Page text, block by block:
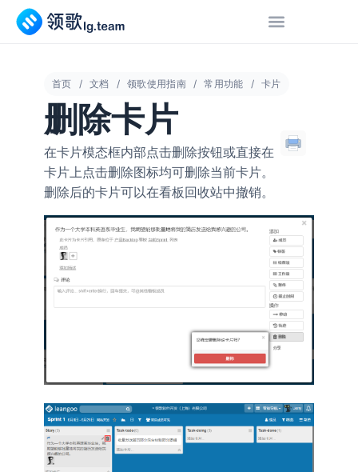
首页 文档 领歌使用指南 常用功能 卡片
删除卡片
在卡片模态框内部点击删除按钮或直接在
卡片上点击删除图标均可删除当前卡片。
删除后的卡片可以在看板回收站中撤销。